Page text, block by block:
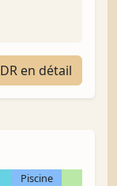
en détail
Piscine